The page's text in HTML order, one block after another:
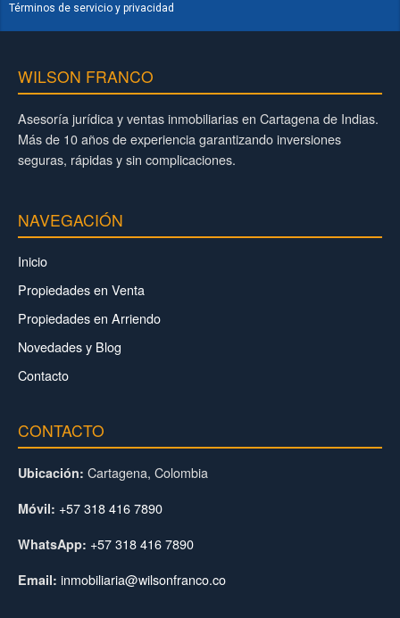
Términos de servicio y privacidad
WILSON FRANCO
Asesoría jurídica y ventas inmobiliarias en Cartagena de Indias.
Más de 10 años de experiencia garantizando inversiones
seguras, rápidas y sin complicaciones.
NAVEGACIÓN
Inicio
Propiedades en Venta
Propiedades en Arriendo
Novedades y Blog
Contacto
CONTACTO
Ubicación: Cartagena, Colombia
Móvil: +57 318 416 7890
WhatsApp: +57 318 416 7890
Email: inmobiliaria@wilsonfranco.co